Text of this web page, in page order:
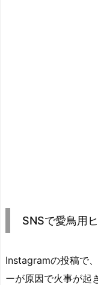
SNSで愛鳥用
Instagramの投稿で
ーが原因で火事が起